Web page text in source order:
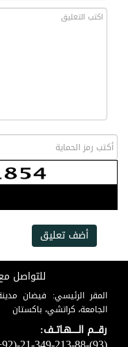
أضف تعليق
للتواصل
المقر الرئيسي: فيضان
الجامعة، كراتشي، باكستان
رقـــم الـــــهـاتــف: